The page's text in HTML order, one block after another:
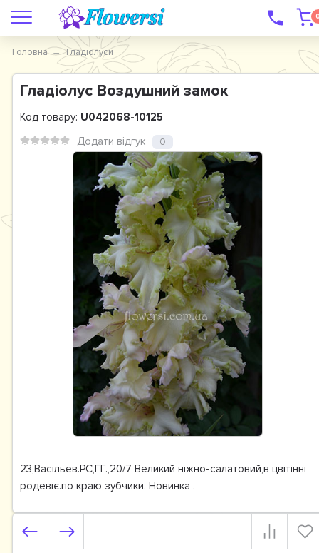
Головна Гладіолуси
Гладіолус Воздушний замок
Код товару: U042068-10125
Додати відгук
0
23,Васільев.РС,ГГ.,20/7 Великий ніжно-салатовий,в цвітінні
родевіє.по краю зубчики. Новинка .